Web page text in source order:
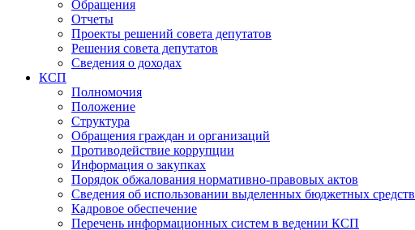
Обращения
Отчеты
Проекты решений совета депутатов
Решения совета депутатов
Сведения о доходах
КСП
Полномочия
Положение
Структура
Обращения граждан и организаций
Противодействие коррупции
Информация о закупках
Порядок обжалования нормативно-правовых актов
Сведения об использовании выделенных бюджетных средств
Кадровое обеспечение
Перечень информационных систем в ведении КСП